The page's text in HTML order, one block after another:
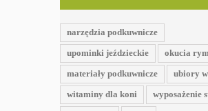
narzędzia podkuwnicze
upominki jeździeckie
okucia
materiały podkuwnicze
ubiory
witaminy dla koni
wyposażenie